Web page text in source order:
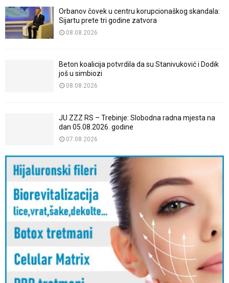
Orbanov čovek u centru korupcionaškog skandala:
Sijartu prete tri godine zatvora
08.08.2026
Beton koalicija potvrdila da su Stanivuković i Dodik
još u simbiozi
08.08.2026
JU ZZZ RS – Trebinje: Slobodna radna mjesta na
dan 05.08.2026. godine
07.08.2026